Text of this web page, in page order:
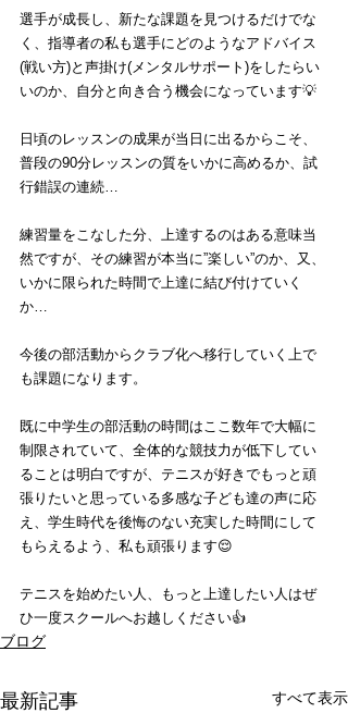
選手が成長し、新たな課題を見つけるだけでな
く、指導者の私も選手にどのようなアドバイス
(戦い方)と声掛け(メンタルサポート)をしたらい
いのか、自分と向き合う機会になっています💡
日頃のレッスンの成果が当日に出るからこそ、
普段の90分レッスンの質をいかに高めるか、試
行錯誤の連続…
練習量をこなした分、上達するのはある意味当
然ですが、その練習が本当に”楽しい”のか、又、
いかに限られた時間で上達に結び付けていく
か…
今後の部活動からクラブ化へ移行していく上で
も課題になります。
既に中学生の部活動の時間はここ数年で大幅に
制限されていて、全体的な競技力が低下してい
ることは明白ですが、テニスが好きでもっと頑
張りたいと思っている多感な子ども達の声に応
え、学生時代を後悔のない充実した時間にして
もらえるよう、私も頑張ります😌
テニスを始めたい人、もっと上達したい人はぜ
ひ一度スクールへお越しください👍
ブログ
最新記事 すべて表示